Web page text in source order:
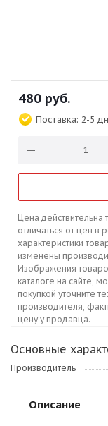
480 руб.
Поставка: 2-5
Цена действительна
отличаться от цен в
характеристики
изменены
Изображения
каталоге на сайте,
покупкой уточните
производителя,
цену у продавца.
Основные
Производитель
Описание